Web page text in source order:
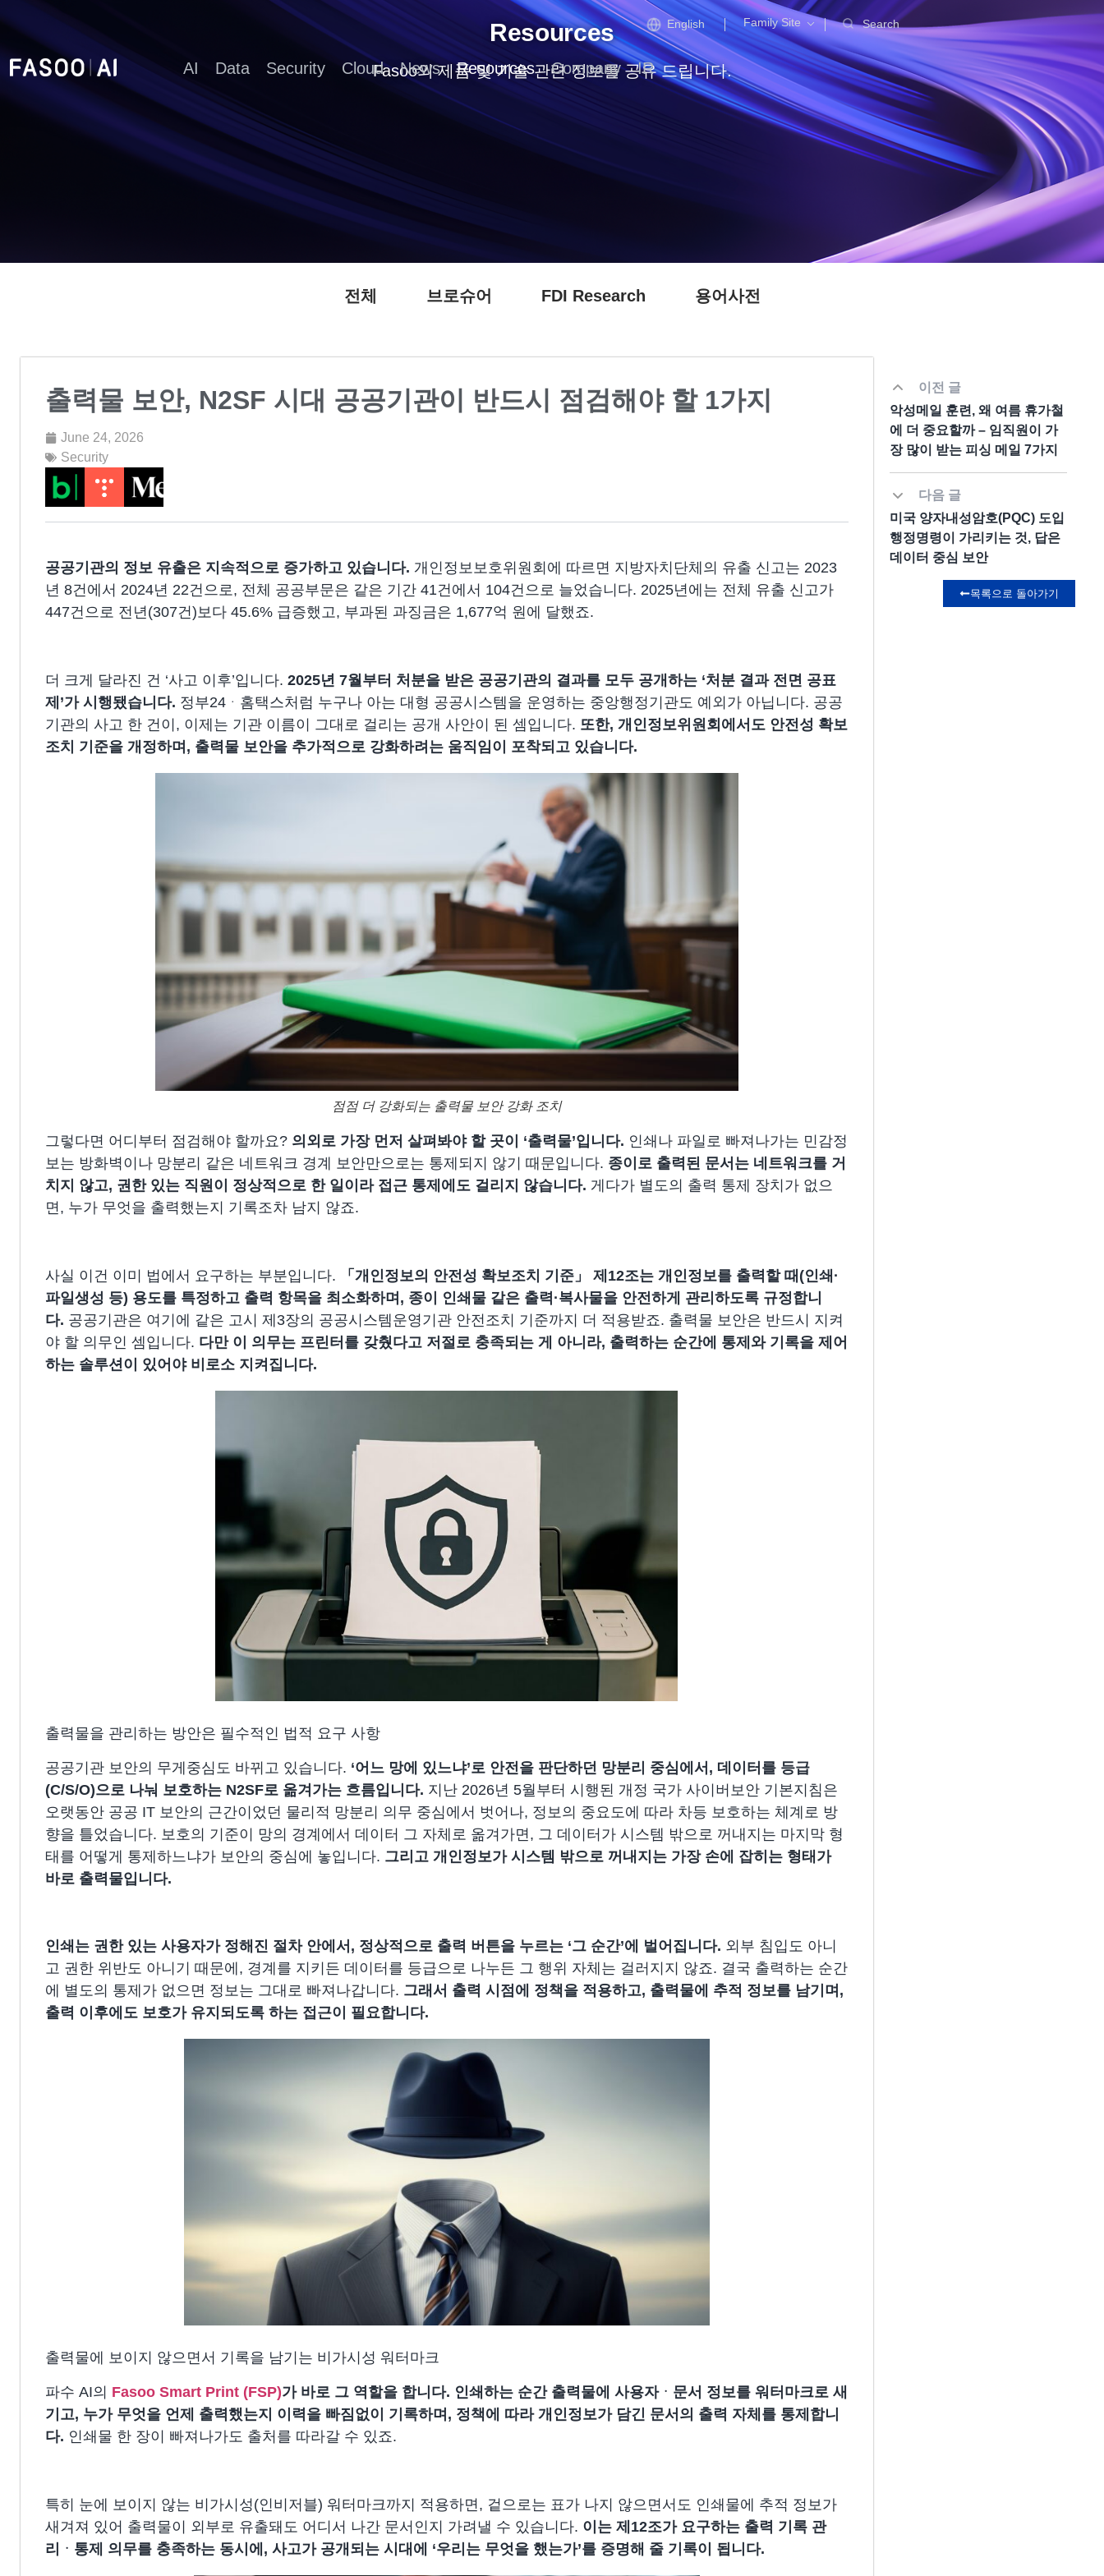
English Family Site Search
AI Data Security Cloud News Resources Company IR
Resources
Fasoo의 제품 및 기술 관련 정보를 공유 드립니다.
전체 브로슈어 FDI Research 용어사전
출력물 보안, N2SF 시대 공공기관이 반드시 점검해야 할 1가지
June 24, 2026
Security
공공기관의 정보 유출은 지속적으로 증가하고 있습니다. 개인정보보호위원회에 따르면 지방자치단체의 유출 신고는 2023
년 8건에서 2024년 22건으로, 전체 공공부문은 같은 기간 41건에서 104건으로 늘었습니다. 2025년에는 전체 유출 신고가
447건으로 전년(307건)보다 45.6% 급증했고, 부과된 과징금은 1,677억 원에 달했죠.
더 크게 달라진 건 ‘사고 이후’입니다. ​ 2025년 7월부터 처분을 받은 공공기관의 결과를 모두 공개하는 ‘처분 결과 전면 공표
제’가 시행됐습니다. 정부24ᆞ홈택스처럼 누구나 아는 대형 공공시스템을 운영하는 중앙행정기관도 예외가 아닙니다. 공공
기관의 사고 한 건이, 이제는 기관 이름이 그대로 걸리는 공개 사안이 된 셈입니다. 또한, 개인정보위원회에서도 안전성 확보
조치 기준을 개정하며, 출력물 보안을 추가적으로 강화하려는 움직임이 포착되고 있습니다.
점점 더 강화되는 출력물 보안 강화 조치
그렇다면 어디부터 점검해야 할까요? 의외로 가장 먼저 살펴봐야 할 곳이 ‘출력물’입니다. 인쇄나 파일로 빠져나가는 민감정
보는 방화벽이나 망분리 같은 네트워크 경계 보안만으로는 통제되지 않기 때문입니다. 종이로 출력된 문서는 네트워크를 거
치지 않고, 권한 있는 직원이 정상적으로 한 일이라 접근 통제에도 걸리지 않습니다. 게다가 별도의 출력 통제 장치가 없으
면, 누가 무엇을 출력했는지 기록조차 남지 않죠.
사실 이건 이미 법에서 요구하는 부분입니다. 「개인정보의 안전성 확보조치 기준」 제12조는 개인정보를 출력할 때(인쇄·
파일생성 등) 용도를 특정하고 출력 항목을 최소화하며, 종이 인쇄물 같은 출력·복사물을 안전하게 관리하도록 규정합니
다. 공공기관은 여기에 같은 고시 제3장의 공공시스템운영기관 안전조치 기준까지 더 적용받죠. 출력물 보안은 반드시 지켜
야 할 의무인 셈입니다. 다만 이 의무는 프린터를 갖췄다고 저절로 충족되는 게 아니라, 출력하는 순간에 통제와 기록을 제어
하는 솔루션이 있어야 비로소 지켜집니다.
출력물을 관리하는 방안은 필수적인 법적 요구 사항
공공기관 보안의 무게중심도 바뀌고 있습니다. ‘어느 망에 있느냐’로 안전을 판단하던 망분리 중심에서, 데이터를 등급
(C/S/O)으로 나눠 보호하는 N2SF로 옮겨가는 흐름입니다. 지난 2026년 5월부터 시행된 개정 국가 사이버보안 기본지침은
오랫동안 공공 IT 보안의 근간이었던 물리적 망분리 의무 중심에서 벗어나, 정보의 중요도에 따라 차등 보호하는 체계로 방
향을 틀었습니다. 보호의 기준이 망의 경계에서 데이터 그 자체로 옮겨가면, 그 데이터가 시스템 밖으로 꺼내지는 마지막 형
태를 어떻게 통제하느냐가 보안의 중심에 놓입니다. 그리고 개인정보가 시스템 밖으로 꺼내지는 가장 손에 잡히는 형태가
바로 출력물입니다.
인쇄는 권한 있는 사용자가 정해진 절차 안에서, 정상적으로 출력 버튼을 누르는 ‘그 순간’에 벌어집니다. 외부 침입도 아니
고 권한 위반도 아니기 때문에, 경계를 지키든 데이터를 등급으로 나누든 그 행위 자체는 걸러지지 않죠. 결국 출력하는 순간
에 별도의 통제가 없으면 정보는 그대로 빠져나갑니다. 그래서 출력 시점에 정책을 적용하고, 출력물에 추적 정보를 남기며,
출력 이후에도 보호가 유지되도록 하는 접근이 필요합니다.
출력물에 보이지 않으면서 기록을 남기는 비가시성 워터마크
파수 AI의 Fasoo Smart Print (FSP)가 바로 그 역할을 합니다. 인쇄하는 순간 출력물에 사용자ᆞ문서 정보를 워터마크로 새
기고, 누가 무엇을 언제 출력했는지 이력을 빠짐없이 기록하며, 정책에 따라 개인정보가 담긴 문서의 출력 자체를 통제합니
다. 인쇄물 한 장이 빠져나가도 출처를 따라갈 수 있죠.
특히 눈에 보이지 않는 비가시성(인비저블) 워터마크까지 적용하면, 겉으로는 표가 나지 않으면서도 인쇄물에 추적 정보가
새겨져 있어 출력물이 외부로 유출돼도 어디서 나간 문서인지 가려낼 수 있습니다. 이는 제12조가 요구하는 출력 기록 관
리ᆞ통제 의무를 충족하는 동시에, 사고가 공개되는 시대에 ‘우리는 무엇을 했는가’를 증명해 줄 기록이 됩니다.
이전 글
악성메일 훈련, 왜 여름 휴가철
에 더 중요할까 – 임직원이 가
장 많이 받는 피싱 메일 7가지
다음 글
미국 양자내성암호(PQC) 도입
행정명령이 가리키는 것, 답은
데이터 중심 보안
목록으로 돌아가기